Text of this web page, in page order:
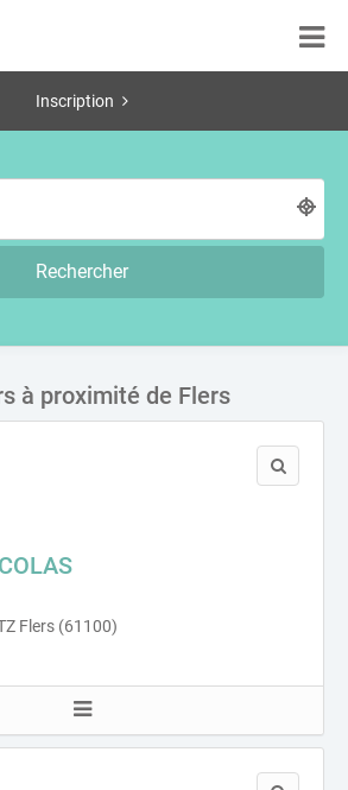
Inscription
Rechercher
à proximité de Flers
Flers (61100)